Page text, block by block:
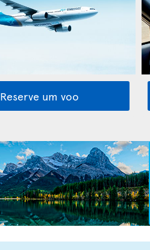
Reserve um voo